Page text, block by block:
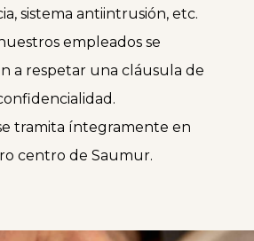
sistema antiintrusión, etc.
empleados se
a respetar una cláusula de
tramita íntegramente en
centro de Saumur.